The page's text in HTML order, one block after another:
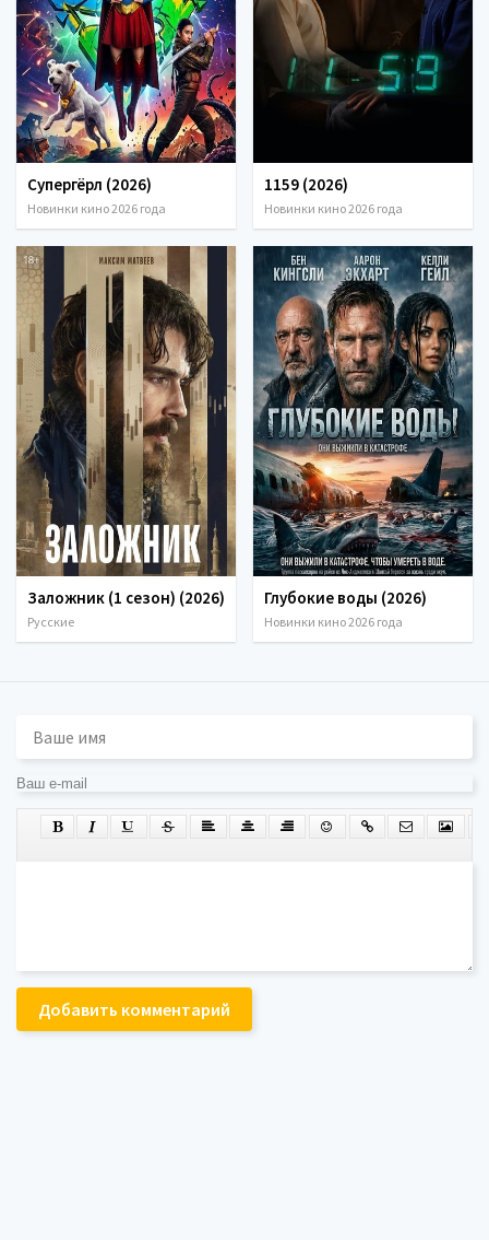
Супергёрл (2026)
Новинки кино 2026 года
1159 (2026)
Новинки кино 2026 года
Заложник (1 сезон) (2026)
Русские
Глубокие воды (2026)
Новинки кино 2026 года
Добавить комментарий